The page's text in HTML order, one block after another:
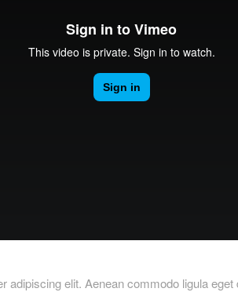
adipiscing elit. Aenean commodo ligula